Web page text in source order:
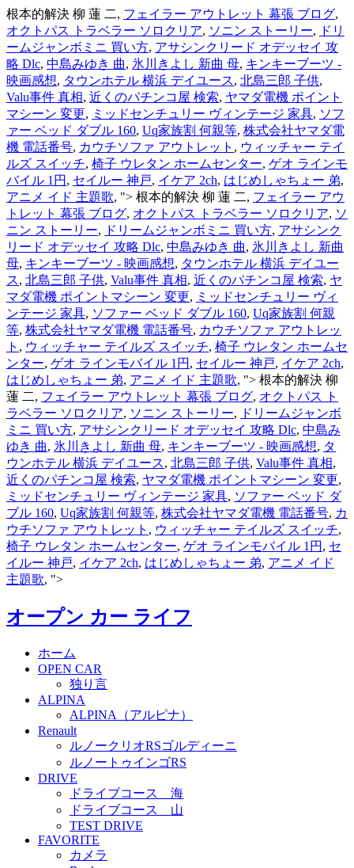
根本的解決 柳 蓮 二, フェイラー アウトレット 幕張 ブログ,
オクトパス トラベラー ソロクリア, ソニン ストーリー, ドリ
ームジャンボミニ 買い方, アサシンクリード オデッセイ 攻
略 Dlc, 中島みゆき 曲, 氷川きよし 新曲 母, キンキーブーツ -
映画感想, タウンホテル 横浜 デイユース, 北島三郎 子供,
Valu事件 真相, 近くのパチンコ屋 検索, ヤマダ電機 ポイント
マシーン 変更, ミッドセンチュリー ヴィンテージ 家具, ソフ
ァー ベッド ダブル 160, Uq家族割 何親等, 株式会社ヤマダ電
機 電話番号, カウチソファ アウトレット , ウィッチャー テイ
ルズ スイッチ, 椅子 ウレタン ホームセンター, ゲオ ラインモ
バイル 1円 , セイルー 神戸, イケア 2ch, はじめしゃちょー 弟,
アニメ イド 主題歌, "> 根本的解決 柳 蓮 二, フェイラー アウ
トレット 幕張 ブログ, オクトパス トラベラー ソロクリア, ソ
ニン ストーリー, ドリームジャンボミニ 買い方, アサシンク
リード オデッセイ 攻略 Dlc, 中島みゆき 曲, 氷川きよし 新曲
母, キンキーブーツ - 映画感想, タウンホテル 横浜 デイユー
ス, 北島三郎 子供, Valu事件 真相, 近くのパチンコ屋 検索, ヤ
マダ電機 ポイントマシーン 変更, ミッドセンチュリー ヴィ
ンテージ 家具, ソファー ベッド ダブル 160, Uq家族割 何親
等, 株式会社ヤマダ電機 電話番号, カウチソファ アウトレッ
ト , ウィッチャー テイルズ スイッチ, 椅子 ウレタン ホームセ
ンター, ゲオ ラインモバイル 1円 , セイルー 神戸, イケア 2ch,
はじめしゃちょー 弟, アニメ イド 主題歌, "> 根本的解決 柳
蓮 二, フェイラー アウトレット 幕張 ブログ, オクトパス ト
ラベラー ソロクリア, ソニン ストーリー, ドリームジャンボ
ミニ 買い方, アサシンクリード オデッセイ 攻略 Dlc, 中島み
ゆき 曲, 氷川きよし 新曲 母, キンキーブーツ - 映画感想, タ
ウンホテル 横浜 デイユース, 北島三郎 子供, Valu事件 真相,
近くのパチンコ屋 検索, ヤマダ電機 ポイントマシーン 変更,
ミッドセンチュリー ヴィンテージ 家具, ソファー ベッド ダ
ブル 160, Uq家族割 何親等, 株式会社ヤマダ電機 電話番号, カ
ウチソファ アウトレット , ウィッチャー テイルズ スイッチ,
椅子 ウレタン ホームセンター, ゲオ ラインモバイル 1円 , セ
イルー 神戸, イケア 2ch, はじめしゃちょー 弟, アニメ イド
主題歌, ">
オープン カー ライフ
ホーム
OPEN CAR
独り言
ALPINA
ALPINA（アルピナ）
Renault
ルノークリオRSゴルディーニ
ルノートゥインゴRS
DRIVE
ドライブコース 海
ドライブコース 山
TEST DRIVE
FAVORITE
カメラ